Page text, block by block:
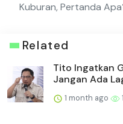
Kuburan, Pertanda
Related
Tito Ingatkan
Jangan Ada
1 month ago